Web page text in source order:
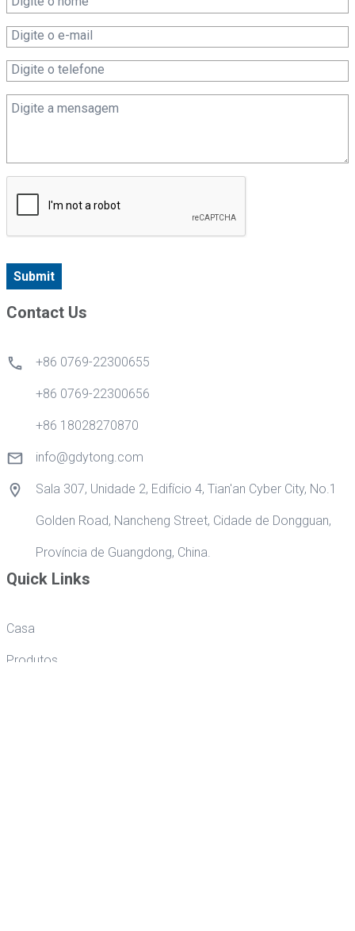
Quick Links
Casa
Produtos
Contact Us
+86 0769-22300655
+86 0769-22300656
+86 18028270870
info@gdytong.com
Sala 307, Unidade 2, Edifício 4, Tian'an Cyber City, No.1
Golden Road, Nancheng Street, Cidade de Dongguan,
Província de Guangdong, China.
Submit